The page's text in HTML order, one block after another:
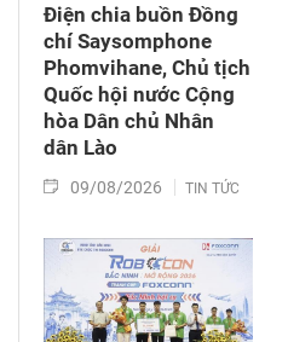
Điện chia buồn Đồng
chí Saysomphone
Phomvihane, Chủ tịch
Quốc hội nước Cộng
hòa Dân chủ Nhân
dân Lào
09/08/2026 TIN TỨC